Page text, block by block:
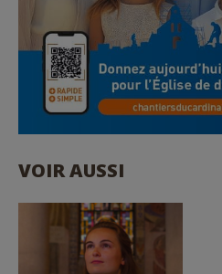
VOIR AUSSI